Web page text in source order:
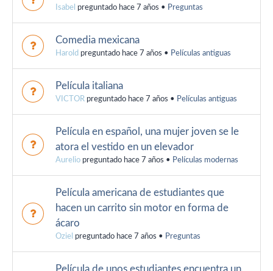
Isabel preguntado hace 7 años • Preguntas
Comedia mexicana
Harold preguntado hace 7 años • Películas antiguas
Película italiana
VICTOR preguntado hace 7 años • Películas antiguas
Película en español, una mujer joven se le
atora el vestido en un elevador
Aurelio preguntado hace 7 años • Películas modernas
Película americana de estudiantes que
hacen un carrito sin motor en forma de
ácaro
Oziel preguntado hace 7 años • Preguntas
Película de unos estudiantes encuentra un